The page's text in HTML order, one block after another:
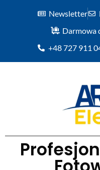
Newsletter
Darmowa
+48 727 911